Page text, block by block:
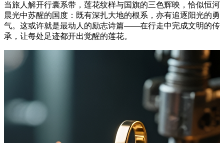
当旅人解开行囊系带，莲花纹样与国旗的三色辉映，恰似恒河
晨光中苏醒的国度：既有深扎大地的根系，亦有追逐阳光的勇
气。这或许就是最动人的励志诗篇——在行走中完成文明的传
承，让每处足迹都开出觉醒的莲花。